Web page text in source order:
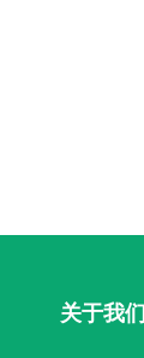
关于我们